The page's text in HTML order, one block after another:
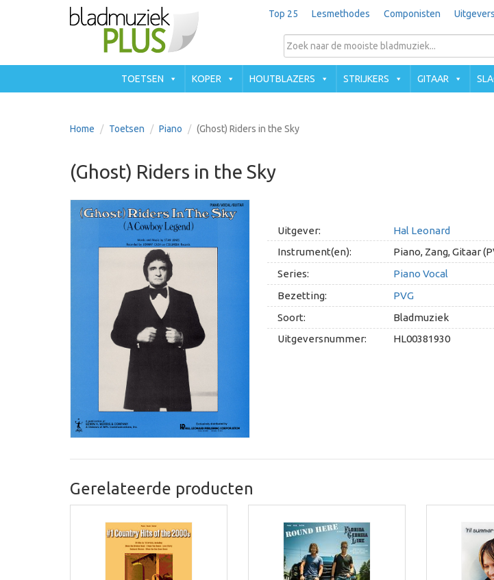
Top 25 Lesmethodes Componisten Uitgevers
TOETSEN KOPER HOUTBLAZERS STRIJKERS GITAAR
Home Toetsen Piano (Ghost) Riders in the Sky
(Ghost) Riders in the Sky
Uitgever:
Hal Leonard
Instrument(en):
Piano, Zang, Gitaar
Series:
Piano Vocal
Bezetting:
PVG
Soort:
Bladmuziek
Uitgeversnummer:
HL00381930
Gerelateerde producten